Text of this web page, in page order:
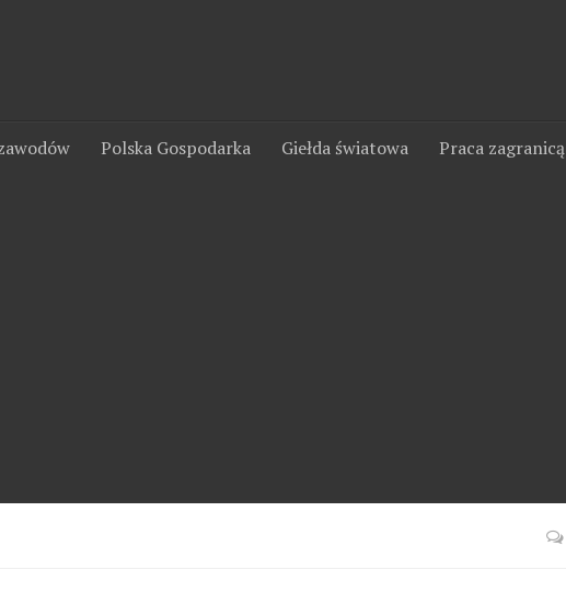
Polska Gospodarka Giełda światowa Praca zagranicą